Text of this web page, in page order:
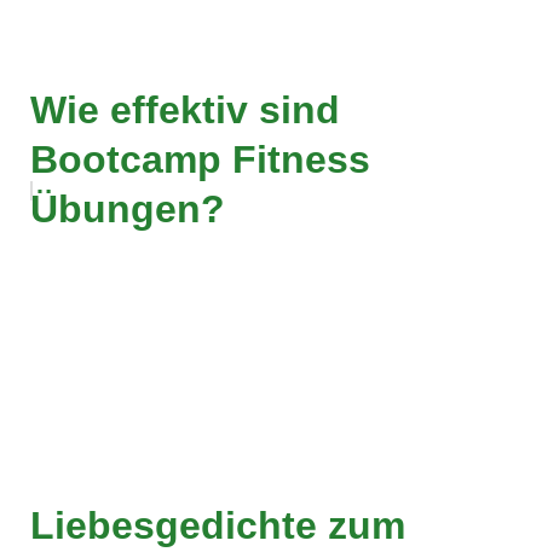
Wie effektiv sind
Bootcamp Fitness
Übungen?
Liebesgedichte zum